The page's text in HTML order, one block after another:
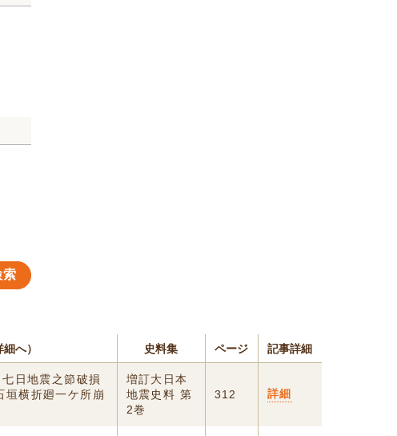
索
へ） 史料集 ページ 記事詳細
日地震之節破損
垣横折廻一ケ所崩
増訂大日本
地震史料 第
2巻
312 詳細